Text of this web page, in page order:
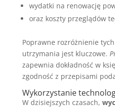
wydatki na renowację
oraz koszty przeglądów
Poprawne rozróżnienie
utrzymania jest kluczowe.
zapewnia dokładność w
zgodność z przepisami
Wykorzystanie
W dzisiejszych czasach,